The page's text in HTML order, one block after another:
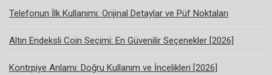
Telefonun İlk Kullanımı: Orijinal Detaylar ve Püf Noktaları
Altın Endeksli Coin Seçimi: En Güvenilir Seçenekler [2026]
Kontrpiye Anlamı: Doğru Kullanım ve İncelikleri [2026]